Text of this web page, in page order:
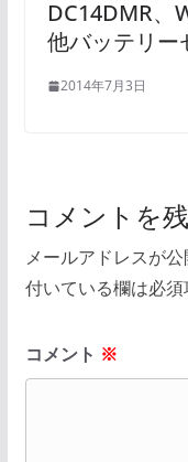
DC14DMR、
他バッテリー
2014年7月3日
コメントを
メールアドレスが公
付いている欄は必
コメント ※